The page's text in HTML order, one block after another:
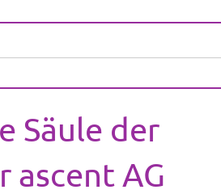
Säule der
ascent AG